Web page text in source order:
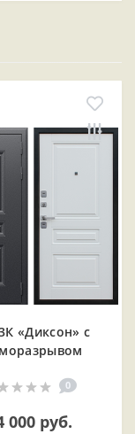
«Диксон» с
0
000 руб.